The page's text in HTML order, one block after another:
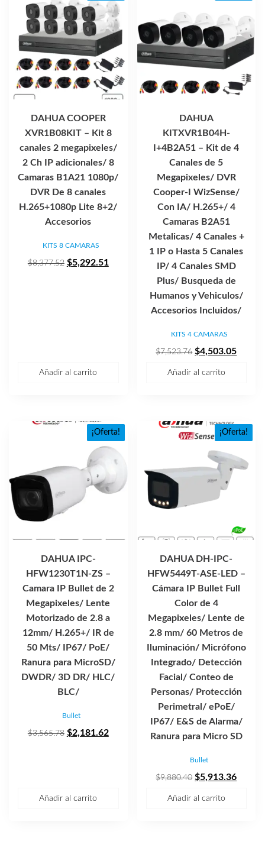
DAHUA COOPER
XVR1B08KIT – Kit 8
canales 2 megapixeles/
2 Ch IP adicionales/ 8
Camaras B1A21 1080p/
DVR De 8 canales
H.265+1080p Lite 8+2/
Accesorios
KITS 8 CAMARAS
$8,377.52 El
$5,292.51
Añadir al carrito
DAHUA
KITXVR1B04H-
I+4B2A51 – Kit de 4
Canales de 5
Megapixeles/ DVR
Cooper-I WizSense/
Con IA/ H.265+/ 4
Camaras B2A51
Metalicas/ 4 Canales +
1 IP o Hasta 5 Canales
IP/ 4 Canales SMD
Plus/ Busqueda de
Humanos y Vehiculos/
Accesorios Incluidos/
KITS 4 CAMARAS
$7,523.76 El
$4,503.05El
Añadir al carrito
¡Oferta!
DAHUA IPC-
HFW1230T1N-ZS –
Camara IP Bullet de 2
Megapixeles/ Lente
Motorizado de 2.8 a
12mm/ H.265+/ IR de
50 Mts/ IP67/ PoE/
Ranura para MicroSD/
DWDR/ 3D DR/ HLC/
BLC/
Bullet
$3,565.78 El
$2,181.62El
Añadir al carrito
¡Oferta!
DAHUA DH-IPC-
HFW5449T-ASE-LED –
Cámara IP Bullet Full
Color de 4
Megapixeles/ Lente de
2.8 mm/ 60 Metros de
Iluminación/ Micrófono
Integrado/ Detección
Facial/ Conteo de
Personas/ Protección
Perimetral/ ePoE/
IP67/ E&S de Alarma/
Ranura para Micro SD
Bullet
$9,880.40 El
$5,913.36El
Añadir al carrito